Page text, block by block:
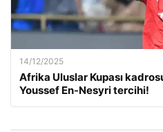
14/12/2025
Afrika Uluslar Kupası kadrosu
Youssef En-Nesyri tercihi!